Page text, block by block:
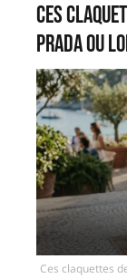
Ces
Prada ou
Ces claquettes